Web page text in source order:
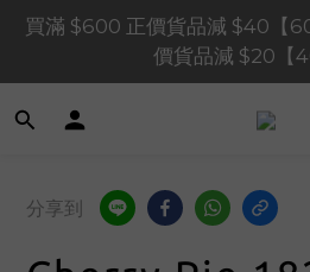
買滿 $1,200 正價貨品減
$900 正價貨品減 $80
買滿 $600 正價貨品減 $40【
價貨品減 $20【
買滿 $1,200 正價貨品減
分享到